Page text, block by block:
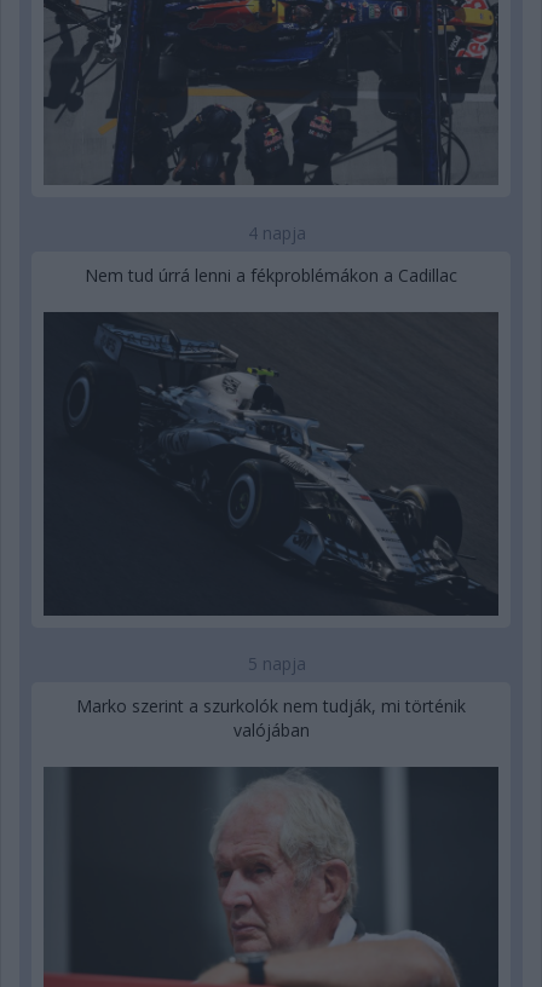
4 napja
Nem tud úrrá lenni a fékproblémákon a Cadillac
5 napja
Marko szerint a szurkolók nem tudják, mi történik
valójában